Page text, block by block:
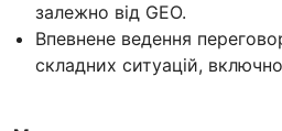
залежно від GEO.
Впевнене ведення
складних ситуацій,